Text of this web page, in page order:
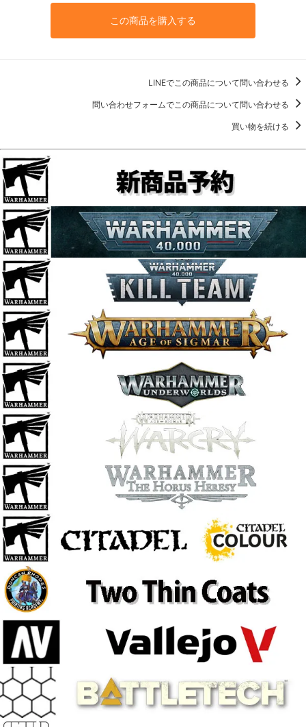
この商品を購入する
LINEでこの商品について問い合わせる
問い合わせフォームでこの商品について問い合わせる
買い物を続ける